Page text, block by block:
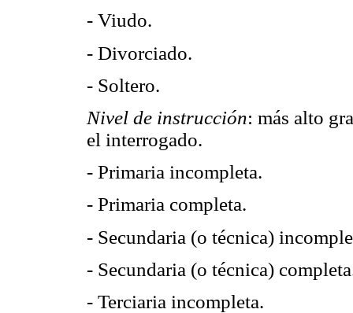
- Viudo.
- Divorciado.
- Soltero.
Nivel de instrucción: más alto
el interrogado.
- Primaria incompleta.
- Primaria completa.
- Secundaria (o técnica)
- Secundaria (o técnica)
- Terciaria incompleta.